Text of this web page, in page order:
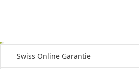
Swiss Online Garantie